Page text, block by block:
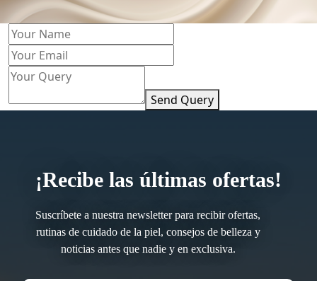
Send Query
¡Recibe las últimas ofertas!
Suscríbete a nuestra newsletter para recibir ofertas,
rutinas de cuidado de la piel, consejos de belleza y
noticias antes que nadie y en exclusiva.